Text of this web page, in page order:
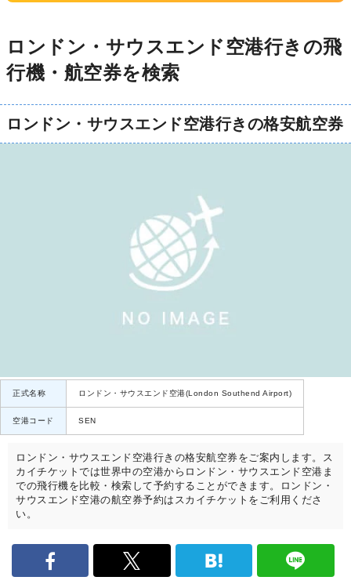
ロンドン・サウスエンド空港行きの飛
行機・航空券を検索
ロンドン・サウスエンド空港行きの格安航空券
正式名称 ロンドン・サウスエンド空港(London Southend Airport)
空港コード SEN
ロンドン・サウスエンド空港行きの格安航空券をご案内します。ス
カイチケットでは世界中の空港からロンドン・サウスエンド空港ま
での飛行機を比較・検索して予約することができます。ロンドン・
サウスエンド空港の航空券予約はスカイチケットをご利用くださ
い。